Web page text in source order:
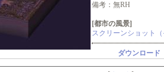
備考：無RH
[都市の風景]
スクリーンショット（
ダウンロード